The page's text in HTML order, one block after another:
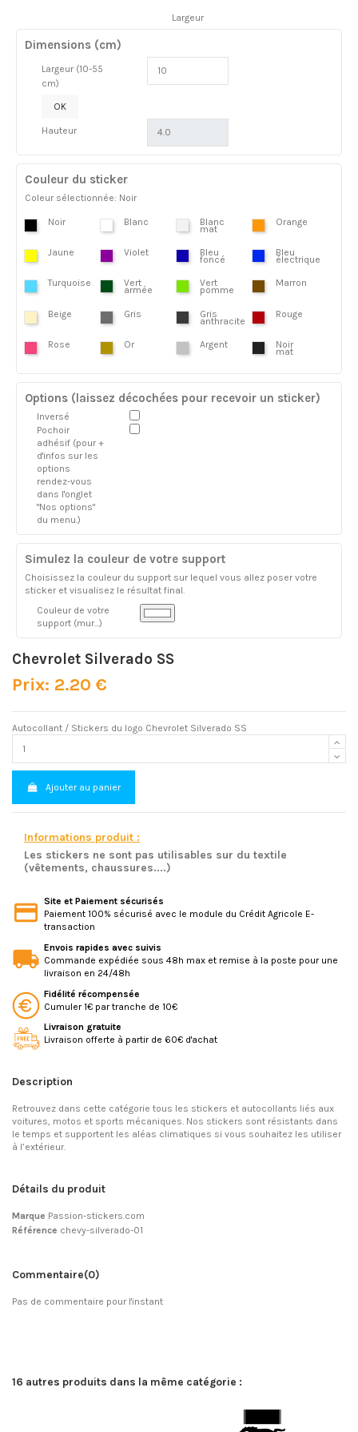
Largeur
Dimensions (cm)
Largeur (10-55
cm)
OK
Hauteur
Couleur du sticker
Coleur sélectionnée: Noir
Noir Blanc Blanc
mat
Orange
Jaune Violet Bleu
foncé
Bleu
électrique
Turquoise Vert
armée
Vert
pomme
Marron
Beige Gris Gris
anthracite
Rouge
Rose Or Argent Noir
mat
Options (laissez décochées pour recevoir un sticker)
Inversé
Pochoir
adhésif (pour +
d'infos sur les
options
rendez-vous
dans l'onglet
"Nos options"
du menu.)
Simulez la couleur de votre support
Choisissez la couleur du support sur lequel vous allez poser votre
sticker et visualisez le résultat final.
Couleur de votre
support (mur...)
Chevrolet Silverado SS
Prix: 2.20 €
Autocollant / Stickers du logo Chevrolet Silverado SS
Ajouter au panier
Informations produit :
Les stickers ne sont pas utilisables sur du textile
(vêtements, chaussures....)
Site et Paiement sécurisés
Paiement 100% sécurisé avec le module du Crédit Agricole E-
transaction
Envois rapides avec suivis
Commande expédiée sous 48h max et remise à la poste pour une
livraison en 24/48h
Fidélité récompensée
Cumuler 1€ par tranche de 10€
Livraison gratuite
Livraison offerte à partir de 60€ d'achat
Description
Retrouvez dans cette catégorie tous les stickers et autocollants liés aux
voitures, motos et sports mécaniques. Nos stickers sont résistants dans
le temps et supportent les aléas climatiques si vous souhaitez les utiliser
à l’extérieur.
Détails du produit
Marque Passion-stickers.com
Référence chevy-silverado-01
Commentaire(0)
Pas de commentaire pour l'instant
16 autres produits dans la même catégorie :